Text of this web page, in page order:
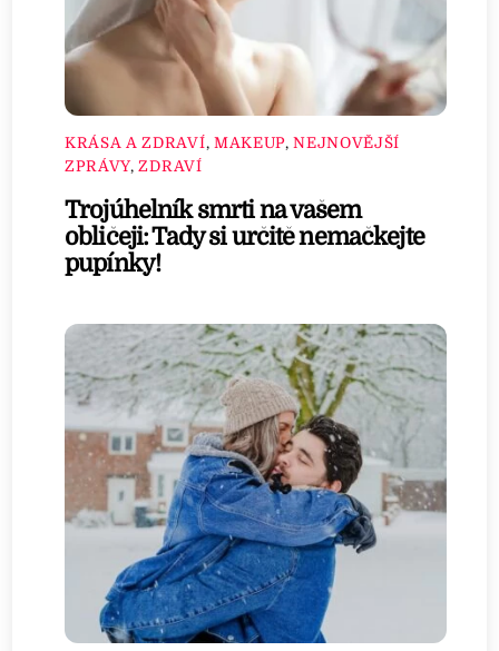
KRÁSA A ZDRAVÍ, MAKEUP,NEJNOVĚJŠÍ
ZPRÁVY,ZDRAVÍ
Trojúhelník smrti na vašem
obličeji: Tady si určitě nemačkejte
pupínky!